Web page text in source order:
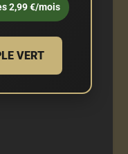
2,99 €/mois
VERT